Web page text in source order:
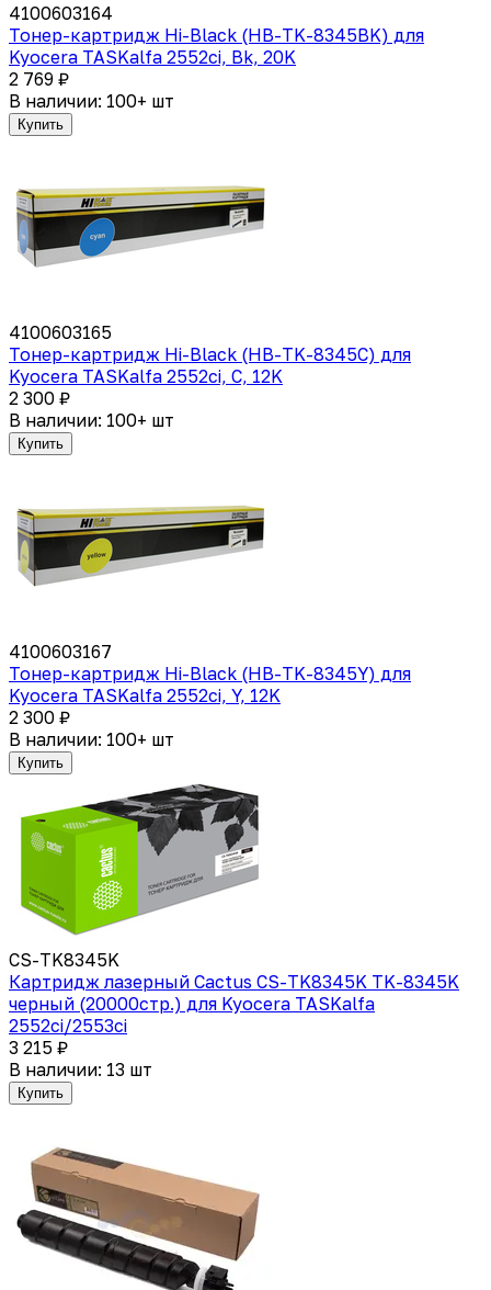
4100603164
Тонер-картридж Hi-Black (HB-TK-8345BK) для
Kyocera TASKalfa 2552ci, Bk, 20K
2 769 ₽
В наличии: 100+ шт
Купить
4100603165
Тонер-картридж Hi-Black (HB-TK-8345C) для
Kyocera TASKalfa 2552ci, C, 12K
2 300 ₽
В наличии: 100+ шт
Купить
4100603167
Тонер-картридж Hi-Black (HB-TK-8345Y) для
Kyocera TASKalfa 2552ci, Y, 12K
2 300 ₽
В наличии: 100+ шт
Купить
CS-TK8345K
Картридж лазерный Cactus CS-TK8345K TK-8345K
черный (20000стр.) для Kyocera TASKalfa
2552ci/2553ci
3 215 ₽
В наличии: 13 шт
Купить